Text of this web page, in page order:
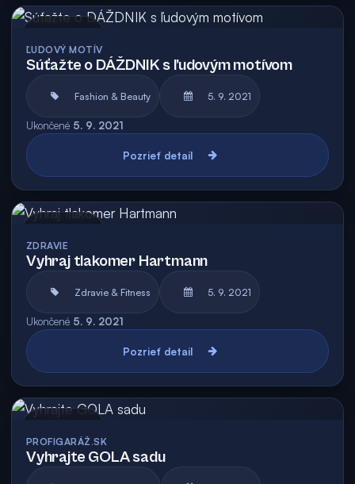
ĽUDOVÝ MOTÍV
Súťažte o DÁŽDNIK s ľudovým motívom
Fashion & Beauty 5. 9. 2021
Ukončené 5. 9. 2021
Pozrieť detail
ZDRAVIE
Vyhraj tlakomer Hartmann
Zdravie & Fitness 5. 9. 2021
Ukončené 5. 9. 2021
Pozrieť detail
PROFIGARÁŽ.SK
Vyhrajte GOLA sadu